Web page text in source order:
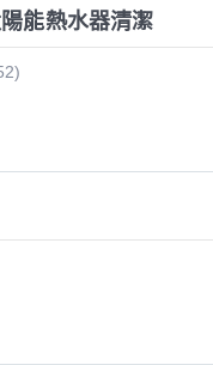
能熱水器清潔